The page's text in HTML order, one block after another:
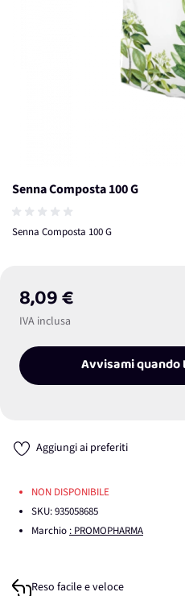
Senna Composta 100 G
Senna Composta 100 G
8,09 €
IVA inclusa
Avvisami
Aggiungi ai preferiti
NON DISPONIBILE
SKU:935058685
Marchio : PROMOPHARMA
Reso facile e veloce